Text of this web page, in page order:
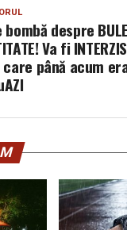
despre
Va fi
până acum